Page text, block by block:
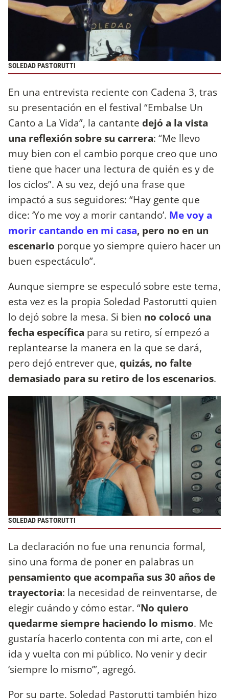
SOLEDAD PASTORUTTI
En una entrevista reciente con Cadena 3, tras
su presentación en el festival “Embalse Un
Canto a La Vida”, la cantante dejó a la vista
una reflexión sobre su carrera: “Me llevo
muy bien con el cambio porque creo que uno
tiene que hacer una lectura de quién es y de
los ciclos”. A su vez, dejó una frase que
impactó a sus seguidores: “Hay gente que
dice: ‘Yo me voy a morir cantando’. Me voy a
morir cantando en mi casa, pero no en un
escenario porque yo siempre quiero hacer un
buen espectáculo”.
Aunque siempre se especuló sobre este tema,
esta vez es la propia Soledad Pastorutti quien
lo dejó sobre la mesa. Si bien no colocó una
fecha específica para su retiro, sí empezó a
replantearse la manera en la que se dará,
pero dejó entrever que, quizás, no falte
demasiado para su retiro de los escenarios.
SOLEDAD PASTORUTTI
La declaración no fue una renuncia formal,
sino una forma de poner en palabras un
pensamiento que acompaña sus 30 años de
trayectoria: la necesidad de reinventarse, de
elegir cuándo y cómo estar. “No quiero
quedarme siempre haciendo lo mismo. Me
gustaría hacerlo contenta con mi arte, con el
ida y vuelta con mi público. No venir y decir
‘siempre lo mismo’”, agregó.
Por su parte, Soledad Pastorutti también hizo